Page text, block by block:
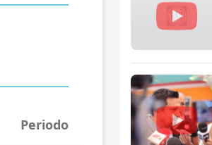
Periodo